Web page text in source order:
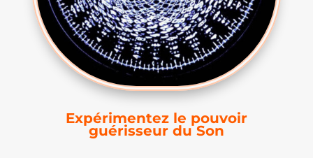
Expérimentez le pouvoir
guérisseur du Son